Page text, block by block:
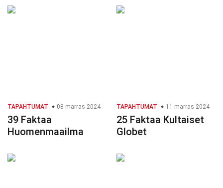
TAPAHTUMAT 08 marras 2024
39 Faktaa
Huomenmaailma
TAPAHTUMAT 11 marras 2024
25 Faktaa Kultaiset
Globet